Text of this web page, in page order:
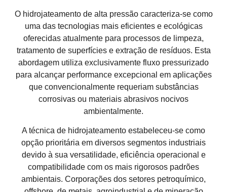
O hidrojateamento de alta pressão caracteriza-se como
uma das tecnologias mais eficientes e ecológicas
oferecidas atualmente para processos de limpeza,
tratamento de superfícies e extração de resíduos. Esta
abordagem utiliza exclusivamente fluxo pressurizado
para alcançar performance excepcional em aplicações
que convencionalmente requeriam substâncias
corrosivas ou materiais abrasivos nocivos
ambientalmente.
A técnica de hidrojateamento estabeleceu-se como
opção prioritária em diversos segmentos industriais
devido à sua versatilidade, eficiência operacional e
compatibilidade com os mais rigorosos padrões
ambientais. Corporações dos setores petroquímico,